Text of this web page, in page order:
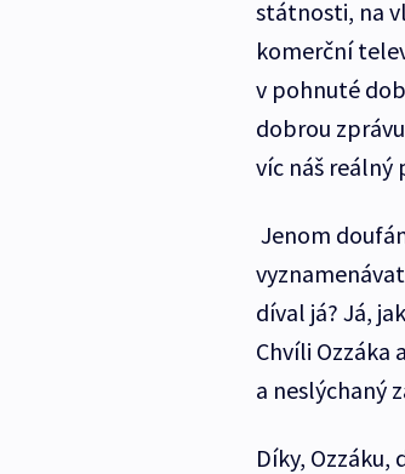
státnosti, na
komerční
v pohnuté
dobrou
víc náš reálný
Jenom
díval já? Já,
Chvíli Ozzáka
a neslýchaný
Díky, Ozzáku,